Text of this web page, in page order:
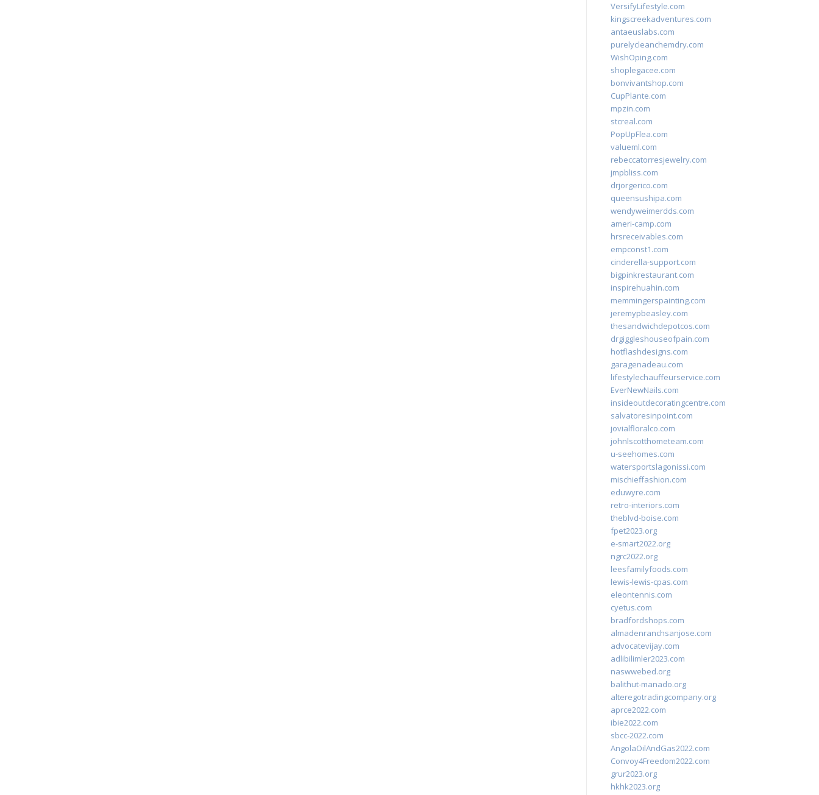
VersifyLifestyle.com
kingscreekadventures.com
antaeuslabs.com
purelycleanchemdry.com
WishOping.com
shoplegacee.com
bonvivantshop.com
CupPlante.com
mpzin.com
stcreal.com
PopUpFlea.com
valueml.com
rebeccatorresjewelry.com
jmpbliss.com
drjorgerico.com
queensushipa.com
wendyweimerdds.com
ameri-camp.com
hrsreceivables.com
empconst1.com
cinderella-support.com
bigpinkrestaurant.com
inspirehuahin.com
memmingerspainting.com
jeremypbeasley.com
thesandwichdepotcos.com
drgiggleshouseofpain.com
hotflashdesigns.com
garagenadeau.com
lifestylechauffeurservice.com
EverNewNails.com
insideoutdecoratingcentre.com
salvatoresinpoint.com
jovialfloralco.com
johnlscotthometeam.com
u-seehomes.com
watersportslagonissi.com
mischieffashion.com
eduwyre.com
retro-interiors.com
theblvd-boise.com
fpet2023.org
e-smart2022.org
ngrc2022.org
leesfamilyfoods.com
lewis-lewis-cpas.com
eleontennis.com
cyetus.com
bradfordshops.com
almadenranchsanjose.com
advocatevijay.com
adlibilimler2023.com
naswwebed.org
balithut-manado.org
alteregotradingcompany.org
aprce2022.com
ibie2022.com
sbcc-2022.com
AngolaOilAndGas2022.com
Convoy4Freedom2022.com
grur2023.org
hkhk2023.org